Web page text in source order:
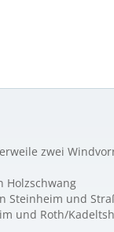
zwei
Holzschwang
Steinheim und
und Roth/